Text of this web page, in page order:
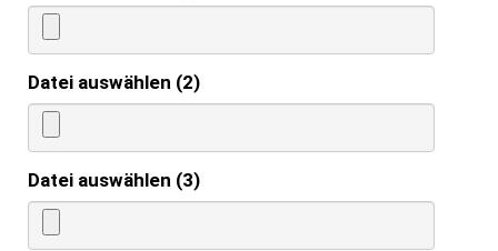
Datei auswählen (2)
Datei auswählen (3)